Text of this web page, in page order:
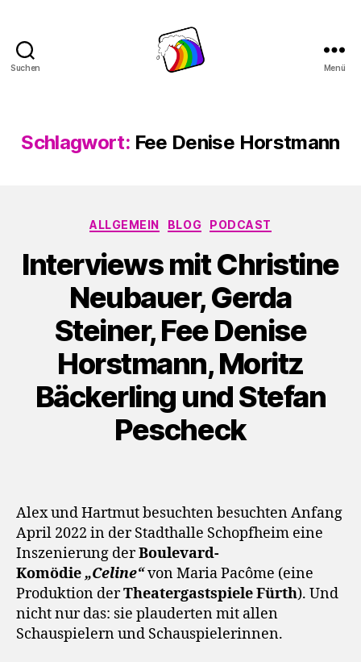
Suchen Menü
Schlagwort: Fee Denise Horstmann
Kategorien
ALLGEMEIN BLOG PODCAST
Interviews mit Christine
Neubauer, Gerda
Steiner, Fee Denise
Horstmann, Moritz
Bäckerling und Stefan
Pescheck
Alex und Hartmut besuchten besuchten Anfang
April 2022 in der Stadthalle Schopfheim eine
Inszenierung derBoulevard-
Komödie „Celine“von Maria Pacôme (eine
Produktion derTheatergastspiele Fürth). Und
nicht nur das: sie plauderten mit allen
Schauspielern und Schauspielerinnen.